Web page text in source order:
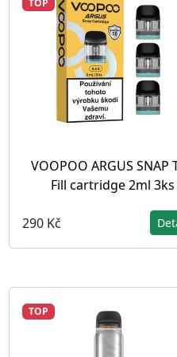
TOP
VOOPOO ARGUS SNAP
Fill cartridge 2ml 3ks
290 Kč
TOP